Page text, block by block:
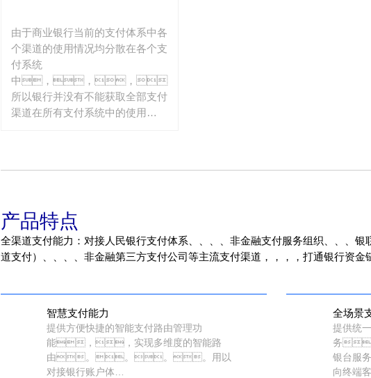
在问题。。。
由于商业银行当前的支付体系中各
个渠道的使用情况均分散在各个支
付系统
中，，，，
所以银行并没有不能获取全部支付
渠道在所有支付系统中的使用
时，，，客户营
销也无法从支付的全局角度进
行。。。。
产品特点
全渠道支付能力：对接人民银行支付体系、、、、非金融支付服务组织、、
道支付）、、、、非金融第三方支付公司等主流支付渠道，，，，打通银行资金
智慧支付能力
提供方便快捷的智能支付路由管理功
能，，实现多维度的智能路
由。。。。用以
对接银行账户体
全场景
提供统
务
银台服
向终端